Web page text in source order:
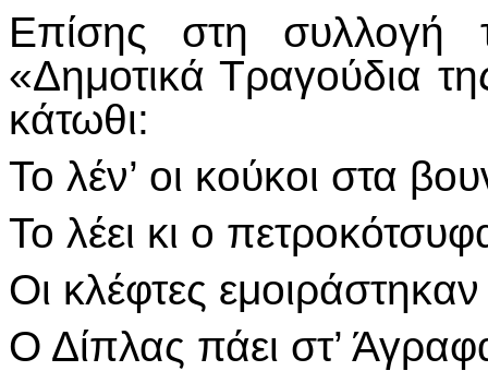
Επίσης στη συλλογή
«Δημοτικά Τραγούδια
κάτωθι:
Το λέν’ οι κούκοι στα
Το λέει κι ο
Οι κλέφτες
Ο Δίπλας πάει στ’